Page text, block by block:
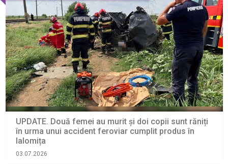
UPDATE. Două femei au murit și doi copii sunt răniți
în urma unui accident feroviar cumplit produs în
Ialomița
03.07.2026